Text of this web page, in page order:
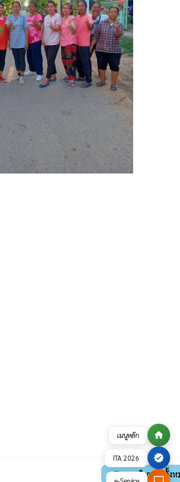
เมนูหลัก home
ITA 2026 verified
ดูภาพกิจกรรมทั้งห